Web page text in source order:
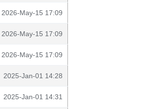
2026-May-15 17:09
2026-May-15 17:09
2026-May-15 17:09
2025-Jan-01 14:28
2025-Jan-01 14:31